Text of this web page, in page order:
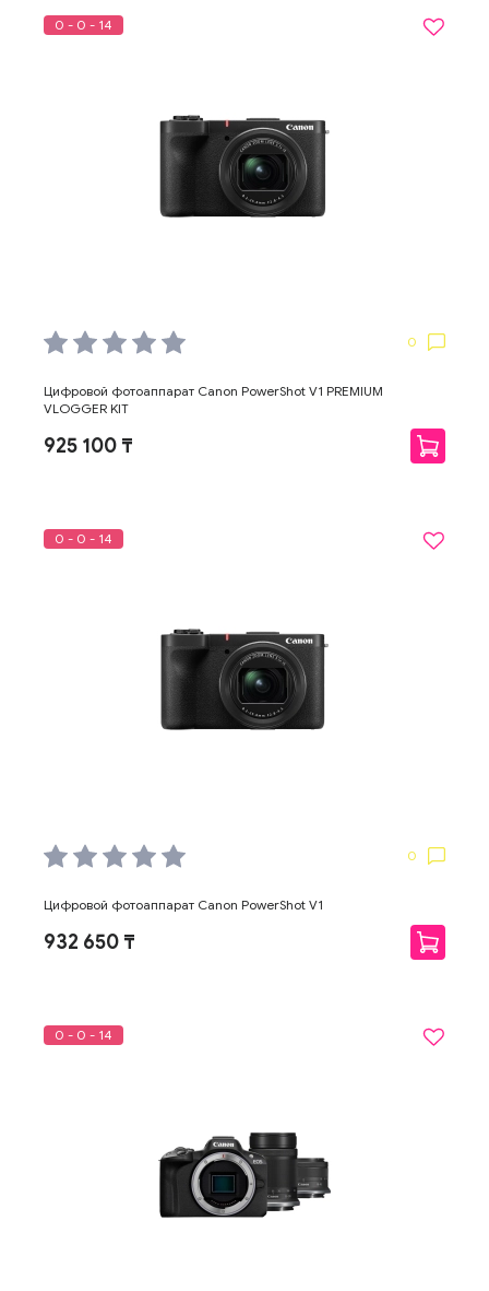
0 - 0 - 14
0
Цифровой фотоаппарат Canon PowerShot V1 PREMIUM
VLOGGER KIT
925 100 ₸
0 - 0 - 14
0
Цифровой фотоаппарат Canon PowerShot V1
932 650 ₸
0 - 0 - 14